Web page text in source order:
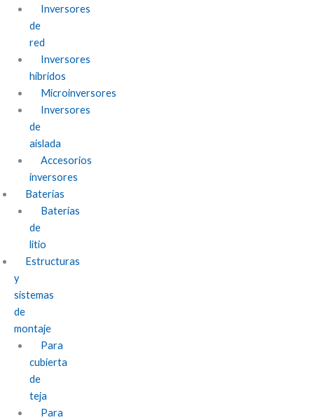
Inversores
de
red
Inversores
híbridos
Microinversores
Inversores
de
aislada
Accesorios
inversores
Baterías
Baterías
de
litio
Estructuras
y
sistemas
de
montaje
Para
cubierta
de
teja
Para